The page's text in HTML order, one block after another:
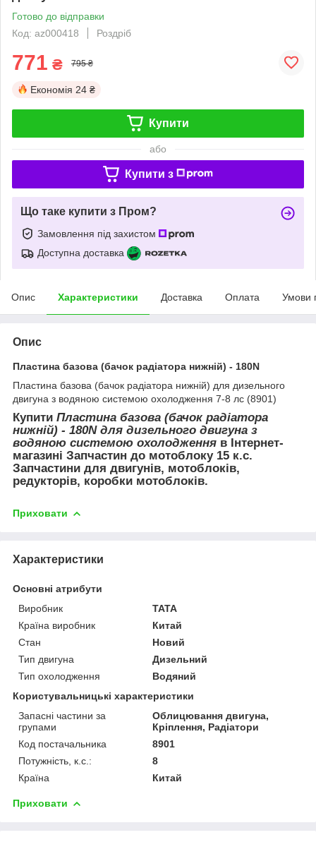
Готово до відправки
Код: az000418
Роздріб
771 ₴ 795 ₴
Економія 24 ₴
Купити
або
Купити з
Що таке купити з Пром?
Замовлення під захистом
Доступна доставка
Опис Характеристики Доставка Оплата Умови
Опис
Пластина базова (бачок радіатора нижній) - 180N
Пластина базова (бачок радіатора нижній) для дизельного
двигуна з водяною системою охолодження 7-8 лс (8901)
Купити Пластина базова (бачок радіатора
нижній) - 180N для дизельного двигуна з
водяною системою охолодження в Інтернет-
магазині Запчастин до мотоблоку 15 к.с.
Запчастини для двигунів, мотоблоків,
редукторів, коробки мотоблоків.
Приховати
Характеристики
Основні атрибути
Виробник
TATA
Країна виробник
Китай
Стан
Новий
Тип двигуна
Дизельний
Тип охолодження
Водяний
Користувальницькі характеристики
Запасні частини за
групами
Облицювання двигуна,
Кріплення, Радіатори
Код постачальника
8901
Потужність, к.с.:
8
Країна
Китай
Приховати